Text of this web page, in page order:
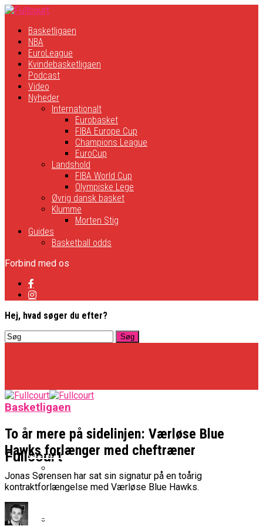
Basketligaen
NBA
EuroLeague
Kvindebasketligaen
Podcast
Video
Nyheder
Internationalt
Eurobasket
FIBA Europe Cup
Champions League
EuroCup
Landshold
FIBA World Cup
Olympiske Lege
Øvrig dansk basket
Klumme
Morten Stig
Guides
Basketball odds
Forbind med os
Hej, hvad søger du efter?
Fullcourt
Basketligaen
Officielt: Vejen Gafler Dansker Hos Rabbits
NBA
Basketligaen
To år mere på sidelinjen: Værløse Blue
Hawks forlænger med cheftræner
Jonas Sørensen har sat sin signatur på en toårig
kontraktforlængelse med Værløse Blue Hawks.